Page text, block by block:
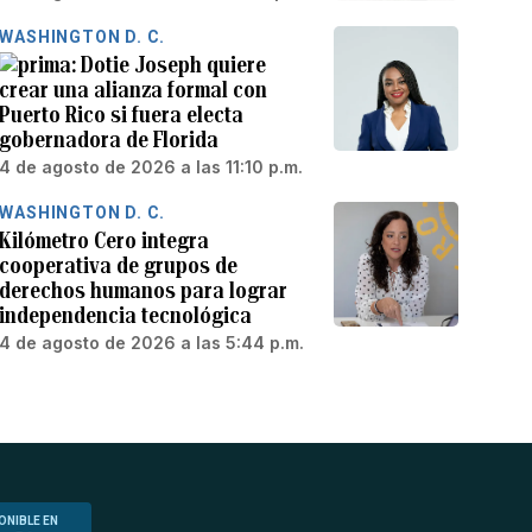
WASHINGTON D. C.
Dotie Joseph quiere
crear una alianza formal con
Puerto Rico si fuera electa
gobernadora de Florida
4 de agosto de 2026 a las 11:10 p.m.
WASHINGTON D. C.
Kilómetro Cero integra
cooperativa de grupos de
derechos humanos para lograr
independencia tecnológica
4 de agosto de 2026 a las 5:44 p.m.
EN